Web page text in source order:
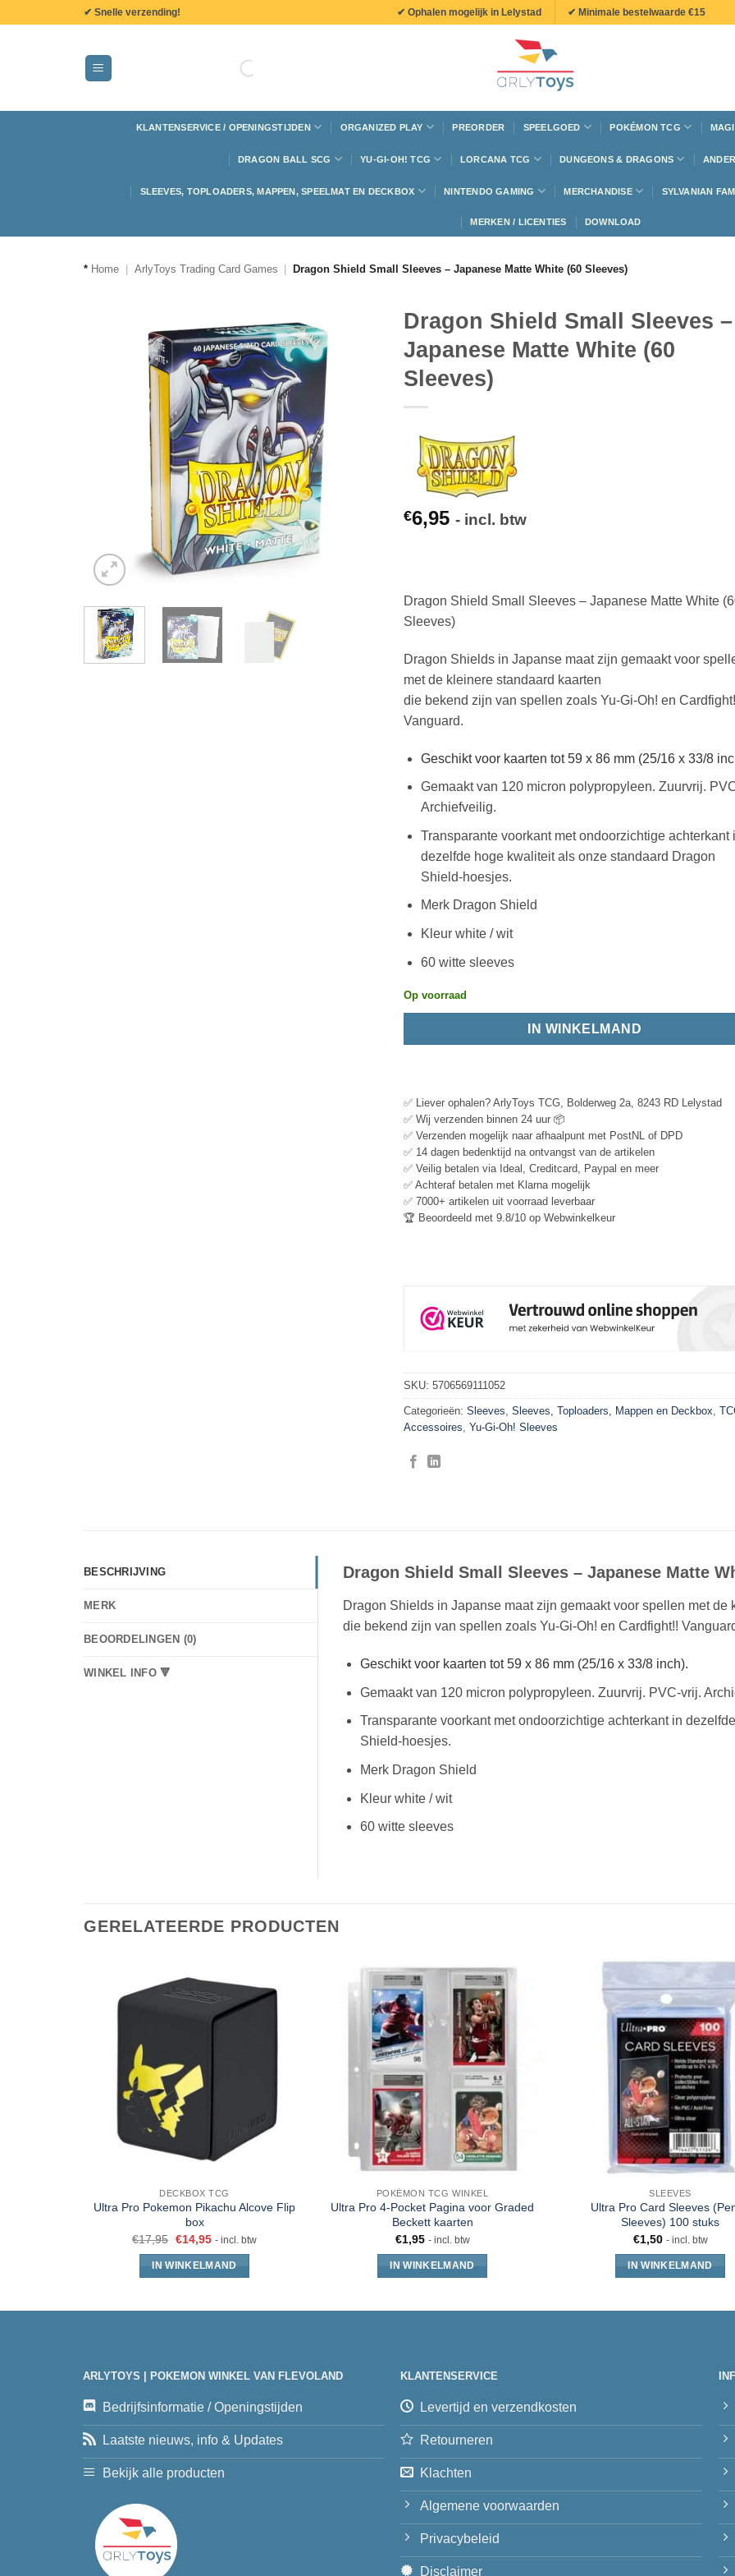
✔ Snelle verzending! ✔ Ophalen mogelijk in Lelystad ✔ Minimale bestelwaarde €15
KLANTENSERVICE / OPENINGSTIJDEN ORGANIZED PLAY PREORDER SPEELGOED POKÉMON TCG
DRAGON BALL SCG YU-GI-OH! TCG LORCANA TCG DUNGEONS & DRAGONS
SLEEVES, TOPLOADERS, MAPPEN, SPEELMAT EN DECKBOX NINTENDO GAMING MERCHANDISE SYLVANIAN
MERKEN / LICENTIES DOWNLOAD
* Home ArlyToys Trading Card Games Dragon Shield Small Sleeves – Japanese Matte White (60 Sleeves)
Dragon Shield Small Sleeves –
Japanese Matte White (60
Sleeves)
€6,95 - incl. btw
Dragon Shield Small Sleeves – Japanese Matte White
Sleeves)
Dragon Shields in Japanse maat zijn gemaakt voor
met de kleinere standaard kaarten
die bekend zijn van spellen zoals Yu-Gi-Oh! en
Vanguard.
Geschikt voor kaarten tot 59 x 86 mm (25/16 x 33/8
Gemaakt van 120 micron polypropyleen. Zuurvrij.
Archiefveilig.
Transparante voorkant met ondoorzichtige achterkant
dezelfde hoge kwaliteit als onze standaard Dragon
Shield-hoesjes.
Merk Dragon Shield
Kleur white / wit
60 witte sleeves
Op voorraad
IN WINKELMAND
✅ Liever ophalen? ArlyToys TCG, Bolderweg 2a, 8243 RD Lelystad
✅ Wij verzenden binnen 24 uur 📦
✅ Verzenden mogelijk naar afhaalpunt met PostNL of DPD
✅ 14 dagen bedenktijd na ontvangst van de artikelen
✅ Veilig betalen via Ideal, Creditcard, Paypal en meer
✅ Achteraf betalen met Klarna mogelijk
✅ 7000+ artikelen uit voorraad leverbaar
🏆 Beoordeeld met 9.8/10 op Webwinkelkeur
SKU: 5706569111052
Categorieën: Sleeves, Sleeves, Toploaders, Mappen en Deckbox,
Accessoires, Yu-Gi-Oh! Sleeves
BESCHRIJVING
MERK
BEOORDELINGEN (0)
WINKEL INFO 🔻
Dragon Shield Small Sleeves – Japanese Matte
Dragon Shields in Japanse maat zijn gemaakt voor spellen met de
die bekend zijn van spellen zoals Yu-Gi-Oh! en Cardfight!!
Geschikt voor kaarten tot 59 x 86 mm (25/16 x 33/8 inch).
Gemaakt van 120 micron polypropyleen. Zuurvrij. PVC-vrij.
Transparante voorkant met ondoorzichtige achterkant in
Shield-hoesjes.
Merk Dragon Shield
Kleur white / wit
60 witte sleeves
GERELATEERDE PRODUCTEN
DECKBOX TCG
Ultra Pro Pokemon Pikachu Alcove Flip
box
€17,95 €14,95 - incl. btw
IN WINKELMAND
POKÉMON TCG WINKEL
Ultra Pro 4-Pocket Pagina voor Graded
Beckett kaarten
€1,95 - incl. btw
IN WINKELMAND
SLEEVES
Ultra Pro Card Sleeves
Sleeves) 100 stuks
€1,50 - incl. btw
IN WINKELMAND
ARLYTOYS | POKEMON WINKEL VAN FLEVOLAND
Bedrijfsinformatie / Openingstijden
Laatste nieuws, info & Updates
Bekijk alle producten
KLANTENSERVICE
Levertijd en verzendkosten
Retourneren
Klachten
Algemene voorwaarden
Privacybeleid
Disclaimer